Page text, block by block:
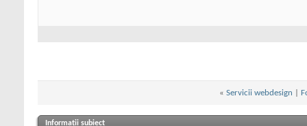
« Servicii webdesign
Informații subiect